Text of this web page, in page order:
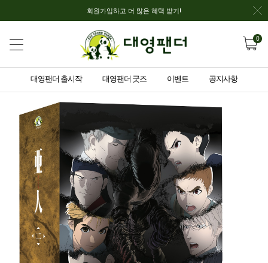
회원가입하고 더 많은 혜택 받기!
0
대영팬더 출시작 대영팬더 굿즈 이벤트 공지사항